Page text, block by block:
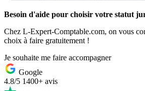
Besoin d'aide pour choisir votre statut
Chez L-Expert-Comptable.com, on vous
choix à faire gratuitement !
Je souhaite me faire accompagner
Google
4.8/5 1400+ avis